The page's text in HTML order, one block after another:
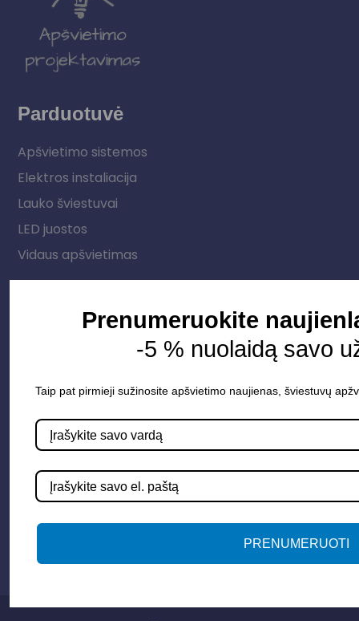
Parduotuvė
Apšvietimo sistemos
Elektros instaliacija
Lauko šviestuvai
LED juostos
Vidaus apšvietimas
Informacija
Apšvietimo mokymų įrašas
Kontaktai
Susisiekime
Prenumeruokite
-5 % nuolaidą savo
Taip pat pirmieji sužinosite apšvietimo naujienas, šviestuvų
PRENUMERUOTI